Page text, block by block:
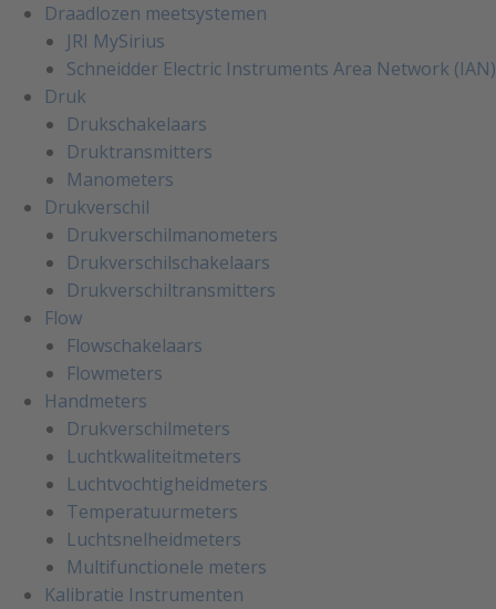
Draadlozen meetsystemen
JRI MySirius
Schneidder Electric Instruments Area Network (IAN)
Druk
Drukschakelaars
Druktransmitters
Manometers
Drukverschil
Drukverschilmanometers
Drukverschilschakelaars
Drukverschiltransmitters
Flow
Flowschakelaars
Flowmeters
Handmeters
Drukverschilmeters
Luchtkwaliteitmeters
Luchtvochtigheidmeters
Temperatuurmeters
Luchtsnelheidmeters
Multifunctionele meters
Kalibratie Instrumenten